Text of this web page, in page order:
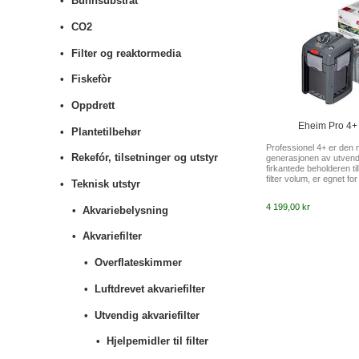
Eheim Pro
Professionel 4+ er den
generasjonen av
firkantede beholderen
filter volum, er egnet
opp for mye plass. På
Xtender funksjonen,
rengjøring av filteret
innebygget "self-
4 199,00 kr
CO2
Filter og reaktormedia
Fiskefòr
Oppdrett
Plantetilbehør
Rekefór, tilsetninger og utstyr
Teknisk utstyr
Akvariebelysning
Akvariefilter
Overflateskimmer
Luftdrevet akvariefilter
Utvendig akvariefilter
Hjelpemidler til filter